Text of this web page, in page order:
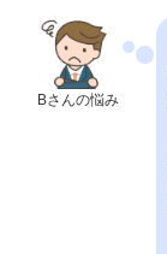
Bさんの悩み